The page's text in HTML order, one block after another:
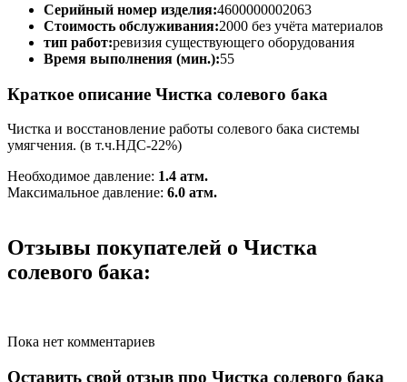
Серийный номер изделия:4600000002063
Стоимость обслуживания:2000 без учёта материалов
тип работ:ревизия существующего оборудования
Время выполнения (мин.):55
Краткое описание Чистка солевого бака
Чистка и восстановление работы солевого бака системы
умягчения. (в т.ч.НДС-22%)
Необходимое давление: 1.4 атм.
Максимальное давление: 6.0 атм.
Отзывы покупателей о Чистка
солевого бака:
Пока нет комментариев
Оставить свой отзыв про Чистка солевого бака